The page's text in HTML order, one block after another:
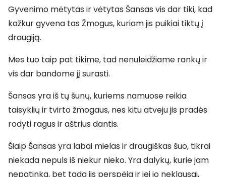
Gyvenimo mėtytas ir vėtytas Šansas vis dar tiki, kad
kažkur gyvena tas Žmogus, kuriam jis puikiai tiktų į
draugiją.
Mes tuo taip pat tikime, tad nenuleidžiame rankų ir
vis dar bandome jį surasti.
Šansas yra iš tų šunų, kuriems namuose reikia
taisyklių ir tvirto žmogaus, nes kitu atveju jis pradės
rodyti ragus ir aštrius dantis.
Šiaip Šansas yra labai mielas ir draugiškas šuo, tikrai
niekada nepuls iš niekur nieko. Yra dalykų, kurie jam
nepatinka, bet tada jis perspėja ir jei jo neklausai,